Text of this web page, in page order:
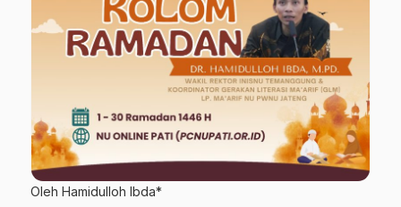
Oleh Hamidulloh Ibda*